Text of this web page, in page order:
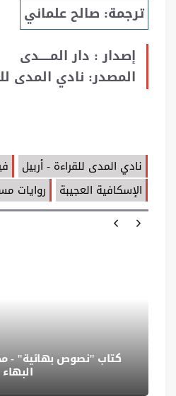
ترجمة: صالح علماني
إصدار : دار المـــــدى
المصدر: نادي المدى
نادي المدى للقراءة - أربيل
الإسكافية العجيبة
روايات
كتاب "نصوص بهائية" -
البهاء